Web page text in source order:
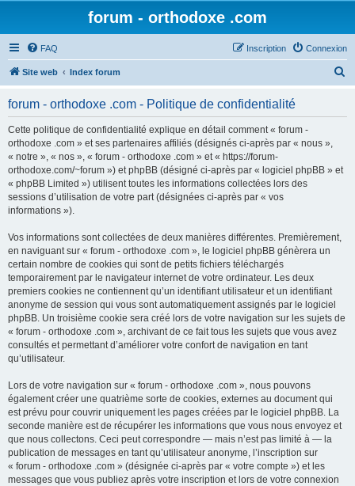
forum - orthodoxe .com
FAQ Connexion
Inscription
Site web Index forum
forum - orthodoxe .com - Politique de confidentialité
Cette politique de confidentialité explique en détail comment « forum -
orthodoxe .com » et ses partenaires affiliés (désignés ci-après par « nous »,
« notre », « nos », « forum - orthodoxe .com » et « https://forum-
orthodoxe.com/~forum ») et phpBB (désigné ci-après par « logiciel phpBB » et
« phpBB Limited ») utilisent toutes les informations collectées lors des
sessions d’utilisation de votre part (désignées ci-après par « vos
informations »).
Vos informations sont collectées de deux manières différentes. Premièrement,
en naviguant sur « forum - orthodoxe .com », le logiciel phpBB génèrera un
certain nombre de cookies qui sont de petits fichiers téléchargés
temporairement par le navigateur internet de votre ordinateur. Les deux
premiers cookies ne contiennent qu’un identifiant utilisateur et un identifiant
anonyme de session qui vous sont automatiquement assignés par le logiciel
phpBB. Un troisième cookie sera créé lors de votre navigation sur les sujets de
« forum - orthodoxe .com », archivant de ce fait tous les sujets que vous avez
consultés et permettant d’améliorer votre confort de navigation en tant
qu’utilisateur.
Lors de votre navigation sur « forum - orthodoxe .com », nous pouvons
également créer une quatrième sorte de cookies, externes au document qui
est prévu pour couvrir uniquement les pages créées par le logiciel phpBB. La
seconde manière est de récupérer les informations que vous nous envoyez et
que nous collectons. Ceci peut correspondre — mais n’est pas limité à — la
publication de messages en tant qu’utilisateur anonyme, l’inscription sur
« forum - orthodoxe .com » (désignée ci-après par « votre compte ») et les
messages que vous publiez après votre inscription et lors de votre connexion